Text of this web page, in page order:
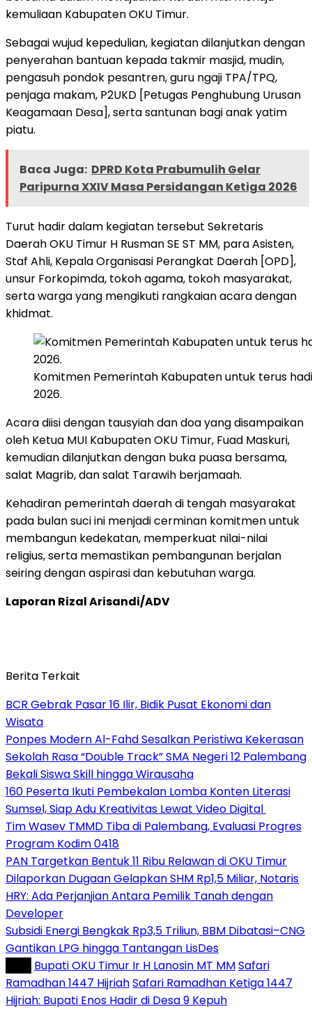
kemuliaan Kabupaten OKU Timur.
Sebagai wujud kepedulian, kegiatan dilanjutkan dengan
penyerahan bantuan kepada takmir masjid, mudin,
pengasuh pondok pesantren, guru ngaji TPA/TPQ,
penjaga makam, P2UKD [Petugas Penghubung Urusan
Keagamaan Desa], serta santunan bagi anak yatim
piatu.
Baca Juga: DPRD Kota Prabumulih Gelar
Paripurna XXIV Masa Persidangan Ketiga 2026
Turut hadir dalam kegiatan tersebut Sekretaris
Daerah OKU Timur H Rusman SE ST MM, para Asisten,
Staf Ahli, Kepala Organisasi Perangkat Daerah [OPD],
unsur Forkopimda, tokoh agama, tokoh masyarakat,
serta warga yang mengikuti rangkaian acara dengan
khidmat.
Komitmen Pemerintah Kabupaten untuk terus
2026.
Acara diisi dengan tausyiah dan doa yang disampaikan
oleh Ketua MUI Kabupaten OKU Timur, Fuad Maskuri,
kemudian dilanjutkan dengan buka puasa bersama,
salat Magrib, dan salat Tarawih berjamaah.
Kehadiran pemerintah daerah di tengah masyarakat
pada bulan suci ini menjadi cerminan komitmen untuk
membangun kedekatan, memperkuat nilai-nilai
religius, serta memastikan pembangunan berjalan
seiring dengan aspirasi dan kebutuhan warga.
Laporan Rizal Arisandi/ADV
Berita Terkait
BCR Gebrak Pasar 16 Ilir, Bidik Pusat Ekonomi dan
Wisata
Ponpes Modern Al-Fahd Sesalkan Peristiwa Kekerasan
Sekolah Rasa “Double Track” SMA Negeri 12 Palembang
Bekali Siswa Skill hingga Wirausaha
160 Peserta Ikuti Pembekalan Lomba Konten Literasi
Sumsel, Siap Adu Kreativitas Lewat Video Digital ‎
Tim Wasev TMMD Tiba di Palembang, Evaluasi Progres
Program Kodim 0418
PAN Targetkan Bentuk 11 Ribu Relawan di OKU Timur
Dilaporkan Dugaan Gelapkan SHM Rp1,5 Miliar, Notaris
HRY: Ada Perjanjian Antara Pemilik Tanah dengan
Developer
Subsidi Energi Bengkak Rp3,5 Triliun, BBM Dibatasi–CNG
Gantikan LPG hingga Tantangan LisDes
Bupati OKU Timur Ir H Lanosin MT MMSafari
Ramadhan 1447 HijriahSafari Ramadhan Ketiga 1447
Hijriah: Bupati Enos Hadir di Desa 9 Kepuh